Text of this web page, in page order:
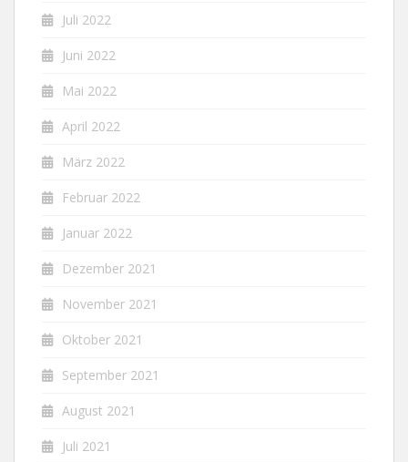
Juli 2022
Juni 2022
Mai 2022
April 2022
März 2022
Februar 2022
Januar 2022
Dezember 2021
November 2021
Oktober 2021
September 2021
August 2021
Juli 2021